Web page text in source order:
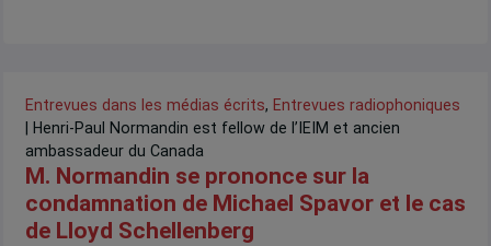
Entrevues dans les médias écrits, Entrevues radiophoniques
| Henri-Paul Normandin est fellow de l’IEIM et ancien
ambassadeur du Canada
M. Normandin se prononce sur la
condamnation de Michael Spavor et le cas
de Lloyd Schellenberg